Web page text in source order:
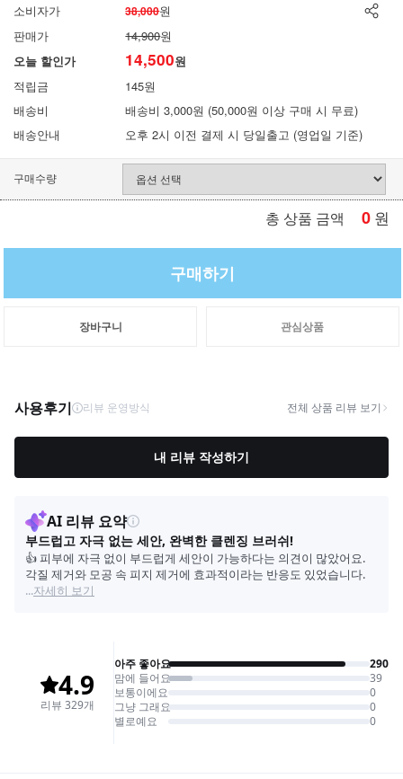
소비자가 38,000원
판매가
14,900원
오늘 할인가
14,500원
적립금
145원
배송비
배송비 3,000원 (50,000원 이상 구매 시 무료)
배송안내
오후 2시 이전 결제 시 당일출고 (영업일 기준)
구매수량
총 상품 금액 0 원
구매하기
장바구니 관심상품